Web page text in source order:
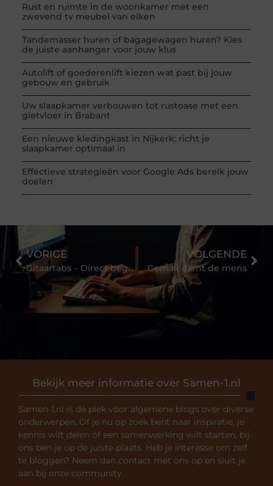
Rust en ruimte in de woonkamer met een
zwevend tv meubel van eiken
Tandemasser huren of bagagewagen huren? Kies
de juiste aanhanger voor jouw klus
Autolift of goederenlift kiezen wat past bij jouw
gebouw en gebruik
Uw slaapkamer verbouwen tot rustoase met een
gietvloer in Brabant
Een nieuwe kledingkast in Nijkerk: richt je
slaapkamer optimaal in
Effectieve strategieën voor Google Ads bereik jouw
doelen
Bekijk meer informatie over Samen-1.nl
Samen-1.nl is dé plek voor algemene blogs over diverse
onderwerpen. Of je nu op zoek bent naar inspiratie, je
kennis wilt delen of een samenwerking wilt starten, bij
ons ben je op de juiste plaats. Heb je interesse om zelf
te bloggen? Neem dan contact met ons op en sluit je
aan bij onze community.
VORIGE
Gitaartabs – Direct beginnen met uw eerste gitaarles
VOLGENDE
Gemak dient de mens